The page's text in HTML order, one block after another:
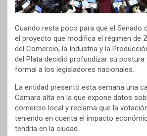
Cuando resta poco para que el Senado
el proyecto que modifica el régimen de
del Comercio, la Industria y la
del Plata decidió profundizar su postura
formal a los legisladores nacionales.
La entidad presentó esta semana una
Cámara alta en la que expone datos
comercio local y reclama que la
teniendo en cuenta el impacto
tendría en la ciudad.